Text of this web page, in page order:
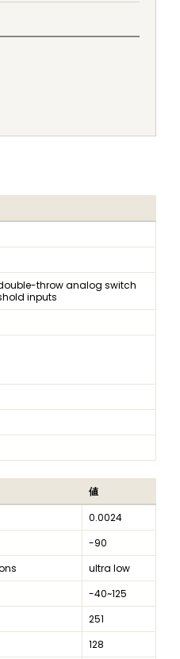
throw analog switch
inputs
値
0.0024
-90
ultra low
-40~125
251
128